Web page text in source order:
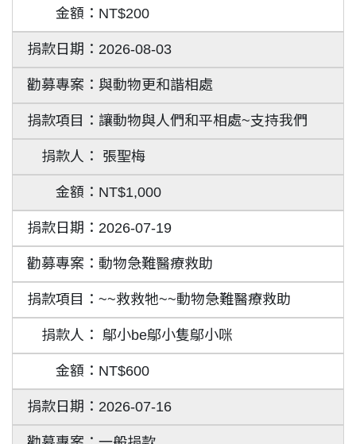
NT$200
2026-08-03
與動物更和諧相處
讓動物與人們和平相處~支持我們
張聖梅
NT$1,000
2026-07-19
動物急難醫療救助
~~救救牠~~動物急難醫療救助
鄔小be鄔小隻鄔小咪
NT$600
2026-07-16